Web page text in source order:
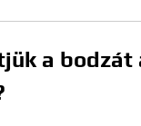
a bodzát